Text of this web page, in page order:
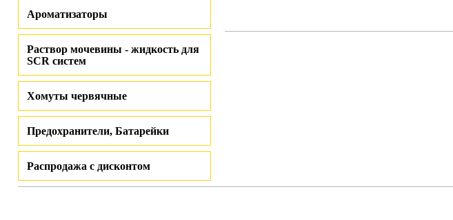
Ароматизаторы
Раствор мочевины - жидкость для
SCR систем
Хомуты червячные
Предохранители, Батарейки
Распродажа с дисконтом